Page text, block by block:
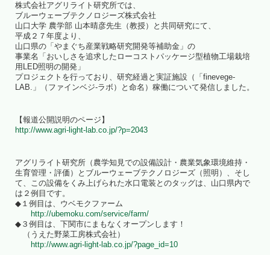
株式会社アグリライト研究所では、
ブルーウェーブテクノロジーズ株式会社
山口大学 農学部 山本晴彦先生（教授）と共同研究にて、
平成２７年度より、
山口県の「やまぐち産業戦略研究開発等補助金」の
事業名「おいしさを追求したローコストパッケージ型植物工場栽培
用LED照明の開発」
プロジェクトを行っており、研究経過と実証施設（「finevege-
LAB.」（ファインベジ-ラボ）と命名）稼働について発信しました。
【報道公開説明のページ】
http://www.agri-light-lab.co.jp/?p=2043
アグリライト研究所（農学知見での設備設計・農業気象環境維持・
生育管理・評価）とブルーウェーブテクノロジーズ（照明）、そし
て、この設備をくみ上げられた水口電装とのタッグは、山口県内で
は２例目です。
◆１例目は、ウベモクファーム
http://ubemoku.com/service/farm/
◆３例目は、下関市にまもなくオープンします！
（うえた野菜工房株式会社）
http://www.agri-light-lab.co.jp/?page_id=10